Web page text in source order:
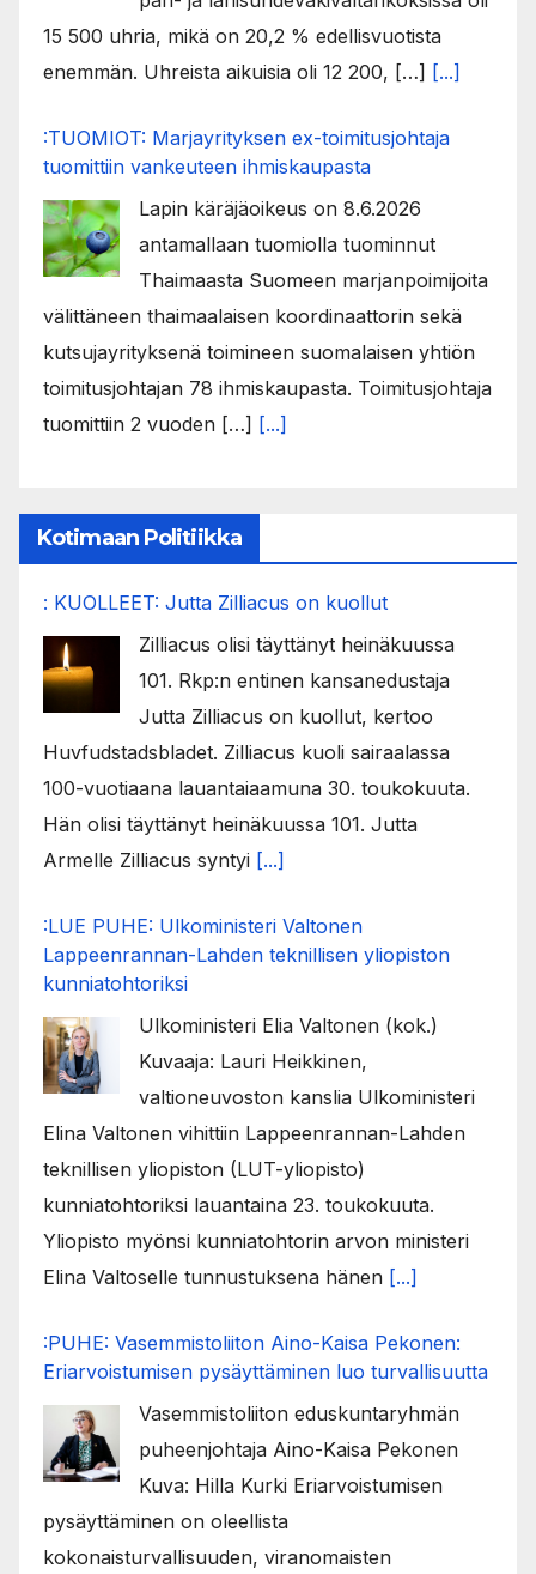
15 500 uhria, mikä on 20,2 % edellisvuotista
enemmän. Uhreista aikuisia oli 12 200, […] [...]
:TUOMIOT: Marjayrityksen ex-toimitusjohtaja
tuomittiin vankeuteen ihmiskaupasta
Lapin käräjäoikeus on 8.6.2026
antamallaan tuomiolla tuominnut
Thaimaasta Suomeen marjanpoimijoita
välittäneen thaimaalaisen koordinaattorin sekä
kutsujayrityksenä toimineen suomalaisen yhtiön
toimitusjohtajan 78 ihmiskaupasta. Toimitusjohtaja
tuomittiin 2 vuoden […] [...]
Kotimaan Politiikka
: KUOLLEET: Jutta Zilliacus on kuollut
Zilliacus olisi täyttänyt heinäkuussa
101. Rkp:n entinen kansanedustaja
Jutta Zilliacus on kuollut, kertoo
Huvfudstadsbladet. Zilliacus kuoli sairaalassa
100-vuotiaana lauantaiaamuna 30. toukokuuta.
Hän olisi täyttänyt heinäkuussa 101. Jutta
Armelle Zilliacus syntyi [...]
:LUE PUHE: Ulkoministeri Valtonen
Lappeenrannan-Lahden teknillisen yliopiston
kunniatohtoriksi
Ulkoministeri Elia Valtonen (kok.)
Kuvaaja: Lauri Heikkinen,
valtioneuvoston kanslia Ulkoministeri
Elina Valtonen vihittiin Lappeenrannan-Lahden
teknillisen yliopiston (LUT-yliopisto)
kunniatohtoriksi lauantaina 23. toukokuuta.
Yliopisto myönsi kunniatohtorin arvon ministeri
Elina Valtoselle tunnustuksena hänen [...]
:PUHE: Vasemmistoliiton Aino-Kaisa Pekonen:
Eriarvoistumisen pysäyttäminen luo turvallisuutta
Vasemmistoliiton eduskuntaryhmän
puheenjohtaja Aino-Kaisa Pekonen
Kuva: Hilla Kurki Eriarvoistumisen
pysäyttäminen on oleellista
kokonaisturvallisuuden, viranomaisten